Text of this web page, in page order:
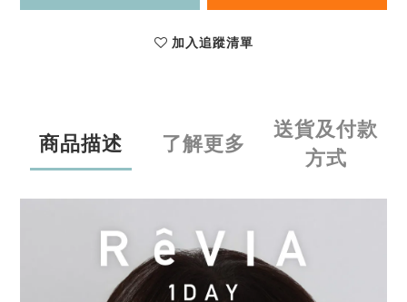
加入追蹤清單
商品描述 了解更多
送貨及付款
方式